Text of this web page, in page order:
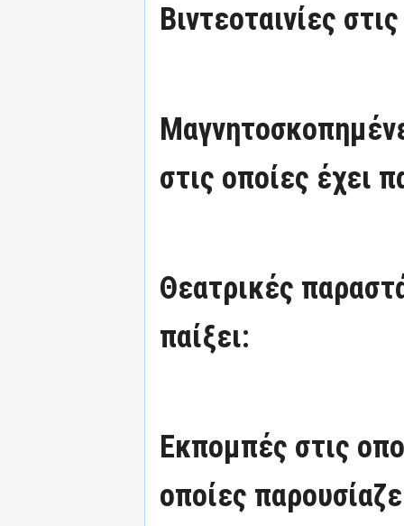
Βιντεοταινίες
στις οποίες έχει
Θεατρικές
παίξει:
Εκπομπές στις
οποίες